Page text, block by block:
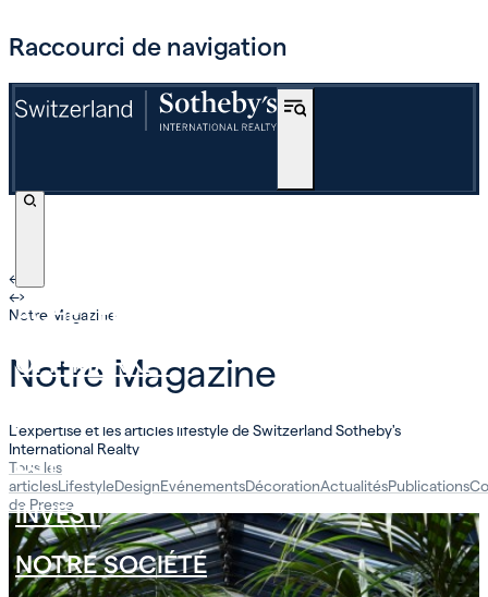
Raccourci de navigation
ACHETER
OFF-MARKET
ESTIMER ET VENDRE
INVEST
NOTRE SOCIÉTÉ
←
←›
Notre Magazine
Notre Magazine
L'expertise et les articles lifestyle de Switzerland Sotheby's
International Realty
Tous les
articlesLifestyleDesignEvénementsDécorationActualitésPublications
de Presse